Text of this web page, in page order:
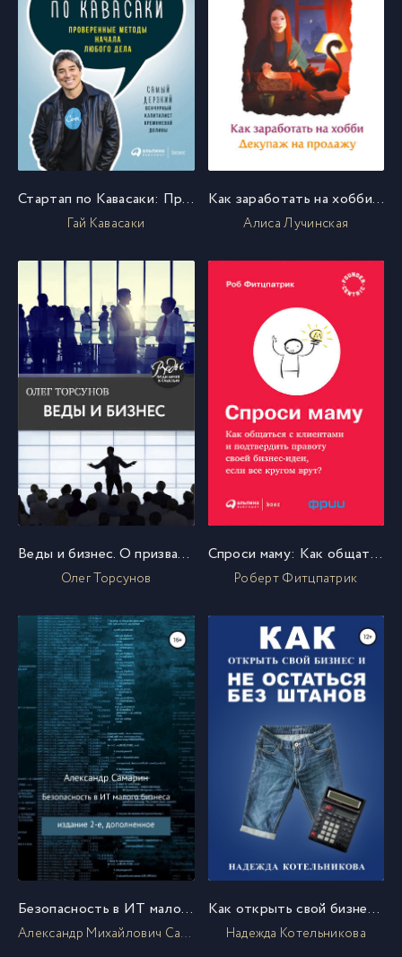
Стартап по Кавасаки: Проверенные методы начала любого дела
Гай Кавасаки
Как заработать на хобби. Декупаж на продажу
Алиса Лучинская
Веды и бизнес. О призвании, успехе в бизнесе и руководстве
Олег Торсунов
Спроси маму: Как общаться с клиентами и подтвердить правоту своей бизнес-идеи, если все кругом врут?
Роберт Фитцпатрик
Безопасность в ИТ малого бизнеса
Александр Михайлович Самарин
Как открыть свой бизнес и не остаться без штанов
Надежда Котельникова